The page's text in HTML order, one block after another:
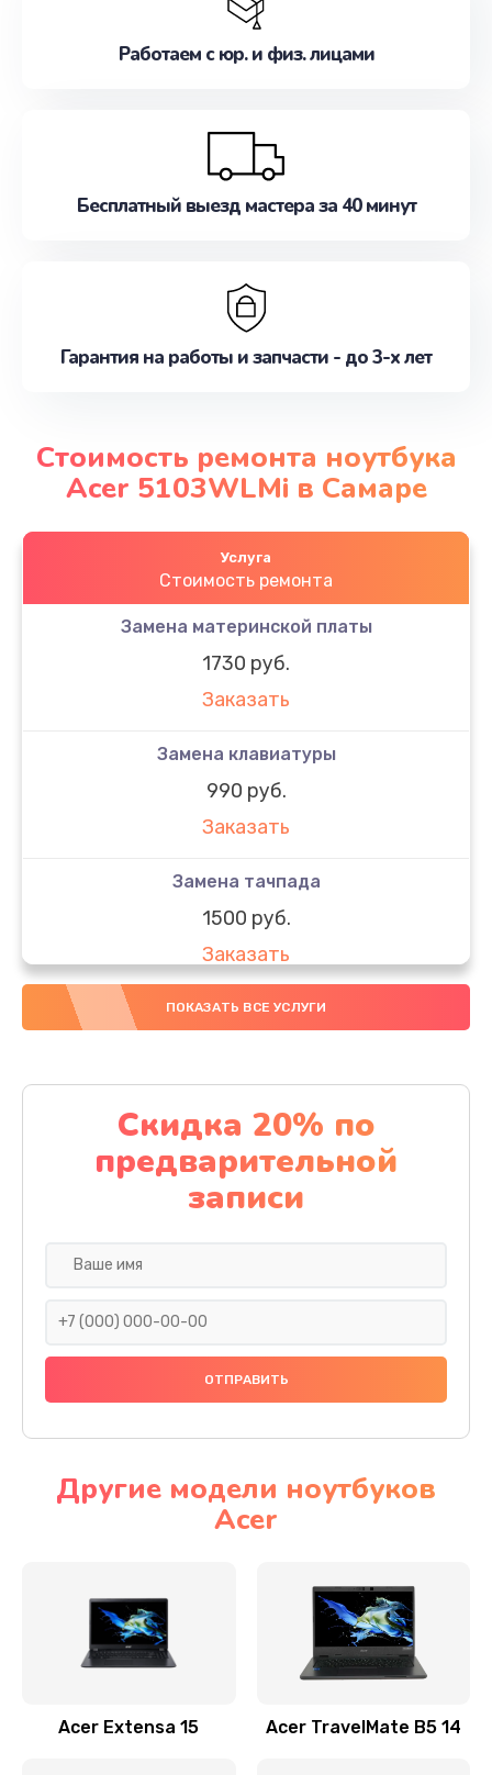
Работаем с юр. и физ. лицами
Бесплатный выезд мастера за 40 минут
Гарантия на работы и запчасти - до 3-х лет
Стоимость ремонта ноутбука
Acer 5103WLMi в Самаре
Услуга
Стоимость ремонта
Замена материнской платы
1730 руб.
Заказать
Замена клавиатуры
990 руб.
Заказать
Замена тачпада
1500 руб.
Заказать
Замена южного моста
Заказать
Чистка от пыли
1060 руб.
Заказать
Ремонт подсветки
Настройка BIOS
Замена видеочипа
Заказать
ПОКАЗАТЬ ВСЕ УСЛУГИ
Скидка 20% по
предварительной
записи
Другие модели ноутбуков
Acer
Acer Extensa 15 Acer TravelMate B5 14